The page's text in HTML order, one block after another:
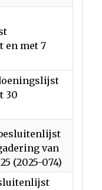
en met 7
30
van
(2025-074)